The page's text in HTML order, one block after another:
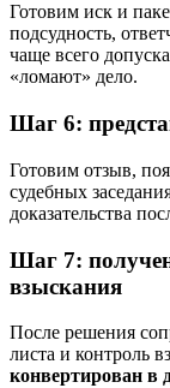
Готовим иск и
подсудность,
чаще всего
«ломают» дело.
Шаг 6:
Готовим отзыв,
судебных
доказательства
Шаг 7:
взыскания
После решения
листа и контроль
конвертирован в